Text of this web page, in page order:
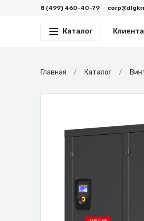
8 (499) 460-40-79
Каталог
Главная Каталог